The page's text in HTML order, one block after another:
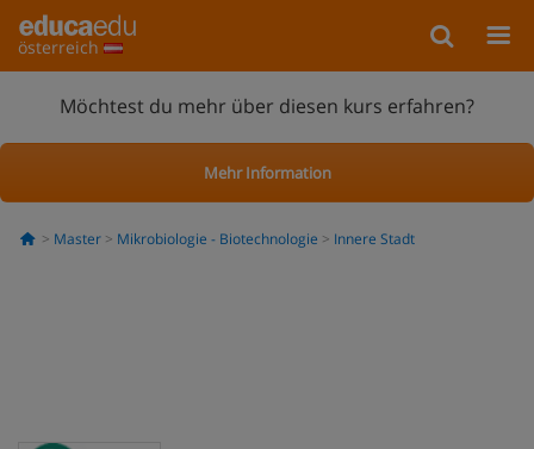
österreich
Möchtest du mehr über diesen kurs erfahren?
Mehr Information
Master Mikrobiologie - Biotechnologie Innere Stadt